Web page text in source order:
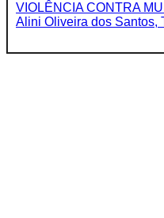
VIOLÊNCIA CONTRA
Alini Oliveira dos Santos,